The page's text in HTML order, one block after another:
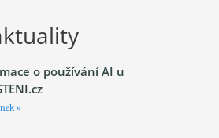
o používání AI u
»